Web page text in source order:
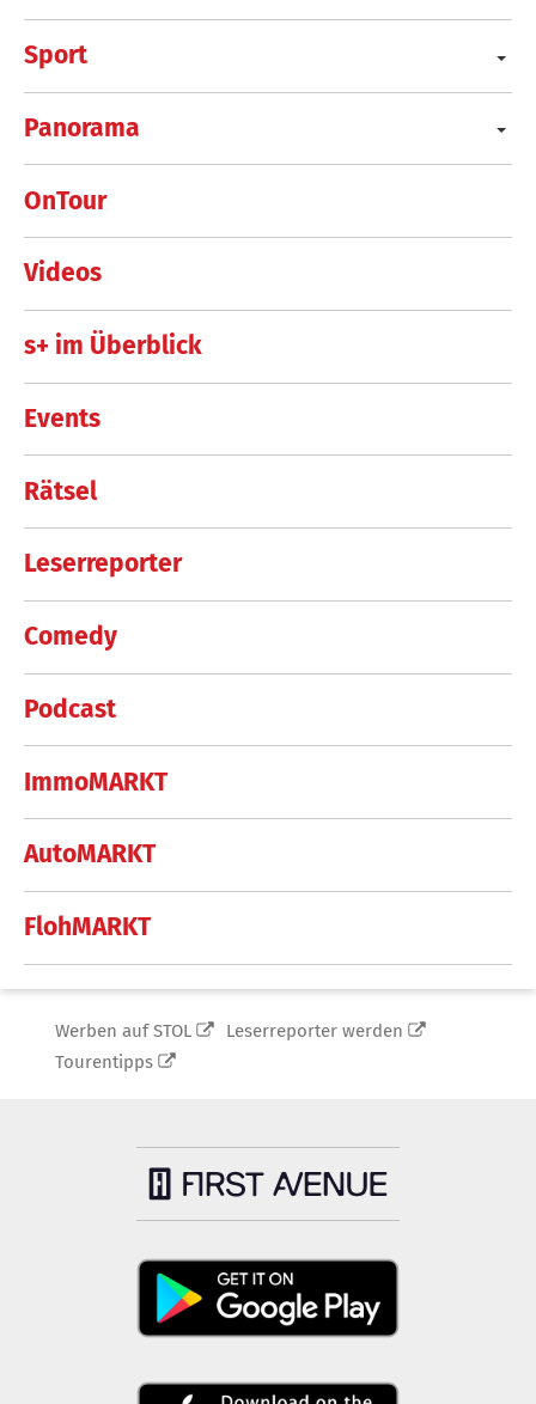
Sport
Panorama
OnTour
Videos
s+ im Überblick
Events
Rätsel
Leserreporter
Comedy
Podcast
ImmoMARKT
AutoMARKT
FlohMARKT
Werben auf STOL
Leserreporter werden
Tourentipps